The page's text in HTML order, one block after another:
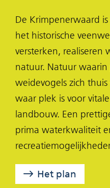
e
n
o
p
F
a
c
e
b
o
o
e
n
o
p
X
in
De Krimpenerwaard
het historische
versterken, realiseren
natuur. Natuur
weidevogels zich
waar plek is voor
landbouw. Een
prima waterkwaliteit
Het plan